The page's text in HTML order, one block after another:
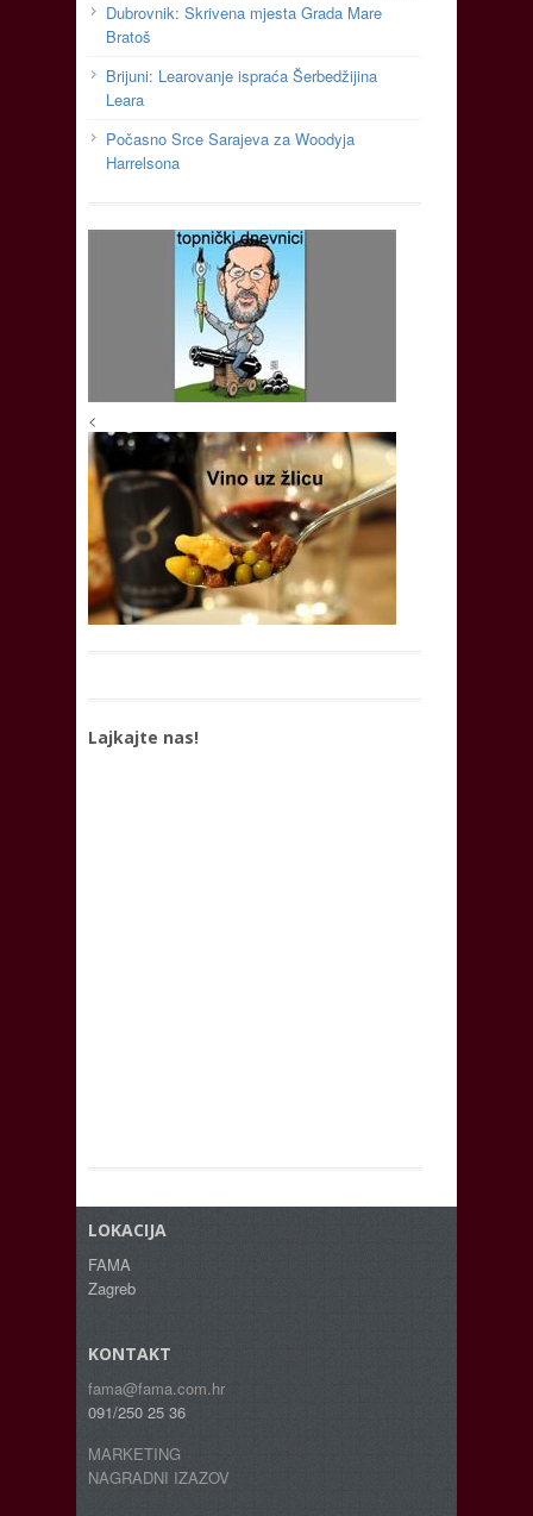
Dubrovnik: Skrivena mjesta Grada Mare
Bratoš
Brijuni: Learovanje ispraća Šerbedžijina
Leara
Počasno Srce Sarajeva za Woodyja
Harrelsona
<
Lajkajte nas!
LOKACIJA
FAMA
Zagreb
KONTAKT
fama@fama.com.hr
091/250 25 36
MARKETING
NAGRADNI IZAZOV